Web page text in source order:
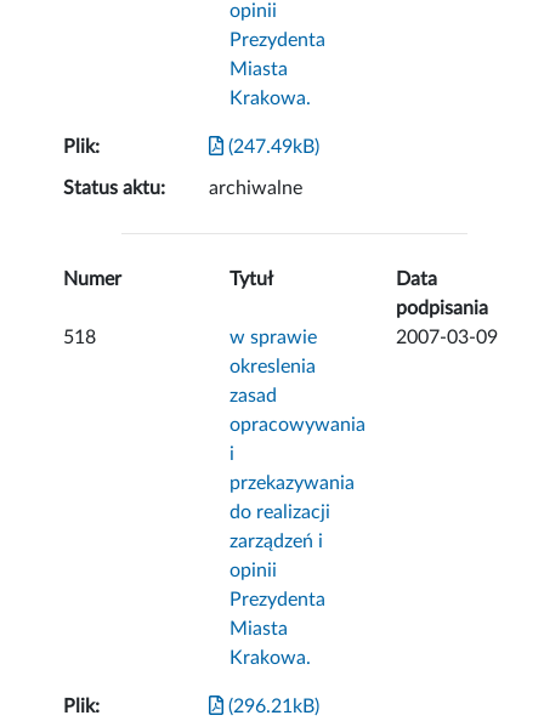
opinii
Prezydenta
Miasta
Krakowa.
Plik: (247.49kB)
Status aktu: archiwalne
Numer Tytuł
Data
podpisania
518
w sprawie
okreslenia
zasad
opracowywania
i
przekazywania
do realizacji
zarządzeń i
opinii
Prezydenta
Miasta
Krakowa.
2007-03-09
Plik: (296.21kB)